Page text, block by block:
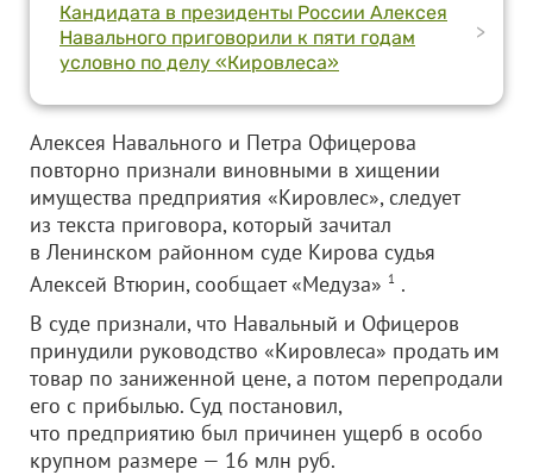
Кандидата в президенты России Алексея
Навального приговорили к пяти годам
условно по делу «Кировлеса»
>
Алексея Навального и Петра Офицерова
повторно признали виновными в хищении
имущества предприятия «Кировлес», следует
из текста приговора, который зачитал
в Ленинском районном суде Кирова судья
Алексей Втюрин, сообщает «Медуза» 1 .
В суде признали, что Навальный и Офицеров
принудили руководство «Кировлеса» продать им
товар по заниженной цене, а потом перепродали
его с прибылью. Суд постановил,
что предприятию был причинен ущерб в особо
крупном размере — 16 млн руб.